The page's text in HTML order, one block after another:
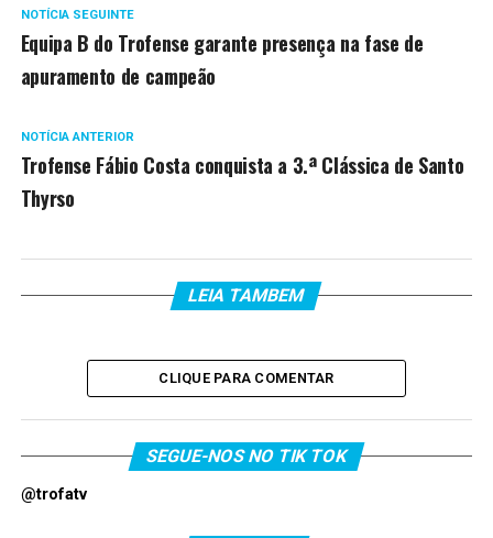
NOTÍCIA SEGUINTE
Equipa B do Trofense garante presença na fase de
apuramento de campeão
NOTÍCIA ANTERIOR
Trofense Fábio Costa conquista a 3.ª Clássica de Santo
Thyrso
LEIA TAMBEM
CLIQUE PARA COMENTAR
SEGUE-NOS NO TIK TOK
@trofatv